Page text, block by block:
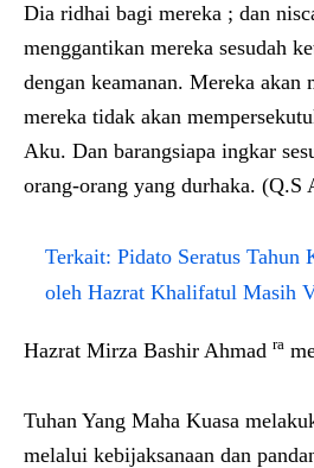
Dia ridhai bagi mereka ; dan
menggantikan mereka sesudah
dengan keamanan. Mereka akan
mereka tidak akan
Aku. Dan barangsiapa ingkar
orang-orang yang durhaka.
Terkait: Pidato Seratus Tahun
oleh Hazrat Khalifatul Masih
Hazrat Mirza Bashir Ahmad ra
Tuhan Yang Maha Kuasa
melalui kebijaksanaan dan